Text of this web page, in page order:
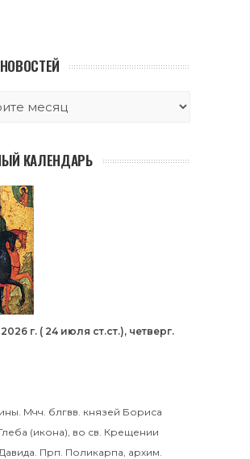
КАЛЕНДАРЬ
г. ( 24 июля ст.ст.), четверг.
Мчч. блгвв. князей Бориса
(икона), во св. Крещении
Прп. Поликарпа , архим.